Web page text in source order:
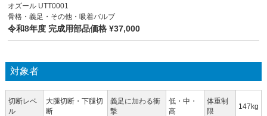
オズール UTT0001
骨格・義足・その他・吸着バルブ
令和8年度 完成用部品価格 ¥37,000
対象者
切断レベ
ル
大腿切断・下腿切
断
義足に加わる衝
撃
低・中・
高
体重制
限
147kg